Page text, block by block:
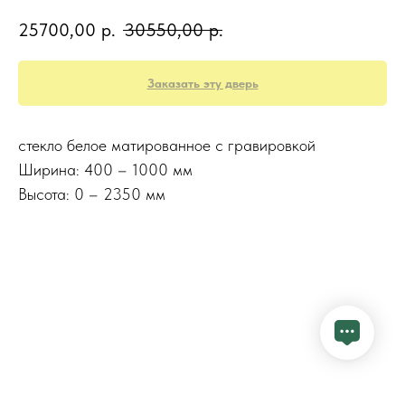
25700,00 р. 30550,00 р.
Заказать эту дверь
стекло белое матированное с гравировкой
Ширина: 400 – 1000 мм
Высота: 0 – 2350 мм